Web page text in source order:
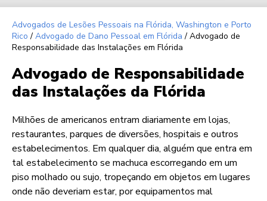
Advogados de Lesões Pessoais na Flórida, Washington e Porto
Rico / Advogado de Dano Pessoal em Flórida / Advogado de
Responsabilidade das Instalações em Flórida
Advogado de Responsabilidade
das Instalações da Flórida
Milhões de americanos entram diariamente em lojas,
restaurantes, parques de diversões, hospitais e outros
estabelecimentos. Em qualquer dia, alguém que entra em
tal estabelecimento se machuca escorregando em um
piso molhado ou sujo, tropeçando em objetos em lugares
onde não deveriam estar, por equipamentos mal